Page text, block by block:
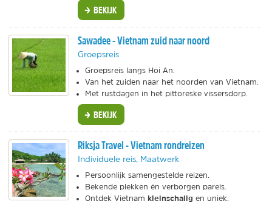
BEKIJK
Sawadee - Vietnam zuid naar noord
Groepsreis
Groepsreis langs Hoi An.
Van het zuiden naar het noorden van Vietnam.
Met rustdagen in het pittoreske vissersdorp.
BEKIJK
Riksja Travel - Vietnam rondreizen
Individuele reis, Maatwerk
Persoonlijk samengestelde reizen.
Bekende plekken én verborgen parels.
Ontdek Vietnam kleinschalig en uniek.